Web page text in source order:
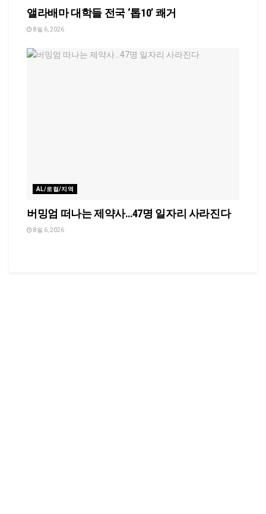
앨라배마 대학들 전국 ‘톱10’ 쾌거
8월 6, 2026
AL/로컬/지역
버밍엄 떠나는 제약사…47명 일자리 사라진다
8월 6, 2026